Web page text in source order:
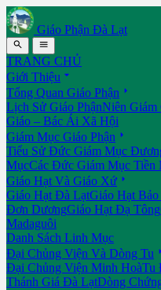
Giáo Phận Đà Lạt
 
TRANG CHỦ
Giới Thiệu 
Tổng Quan Giáo Phận 
Lịch Sử Giáo PhậnNiên Giám
Giáo – Bác Ái Xã Hội
Giám Mục Giáo Phận 
Tiểu Sử Đức Giám Mục
MụcCác Đức Giám Mục Tiền
Giáo Hạt Và Giáo Xứ 
Giáo Hạt Đà LạtGiáo Hạt
Đơn DươngGiáo Hạt Đạ Tông
Madaguôi
Danh Sách Linh Mục
Đại Chủng Viện Và Dòng Tu 
Đại Chủng Viện Minh HoàTu
Thánh Giá Đà LạtDòng